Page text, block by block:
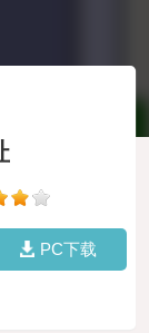
PC下载